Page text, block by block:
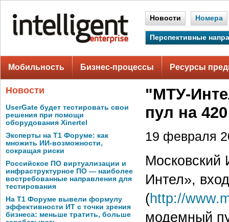
Новости Номера
Перспективные
Мобильность Бизнес-процессы Ресурсы
Новости
UserGate будет тестировать свои
решения при помощи
оборудования Xinertel
Эксперты на Т1 Форуме: как
множить ИИ-возможности,
сокращая риски
Российское ПО виртуализации и
инфраструктурное ПО — наиболее
востребованные направления для
тестирования
На Т1 Форуме вывели формулу
эффективности ИТ с точки зрения
бизнеса: меньше тратить, больше
"МТУ-
пул на
19 февраля
Московский
Интел»,
(http://
модемный